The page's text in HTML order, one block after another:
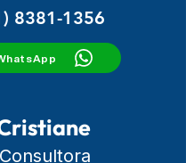
8381-1356
Consultora